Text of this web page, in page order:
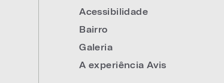
Acessibilidade
Bairro
Galeria
A experiência Avis